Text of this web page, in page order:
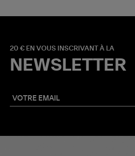
20 € EN VOUS INSCRIVANT À LA
NEWSLETTER